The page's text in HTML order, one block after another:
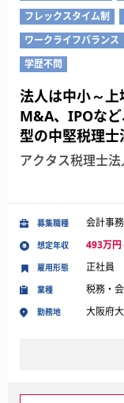
フレックスタイム制
ワークライフバランス
学歴不問
法人は中小～上
M&A、IPOな
型の中堅税理士
アクタス税理士法
募集職種 会計事務
想定年収 493万円
業種 税務・
勤務地 大阪府
雇用形態 正社員